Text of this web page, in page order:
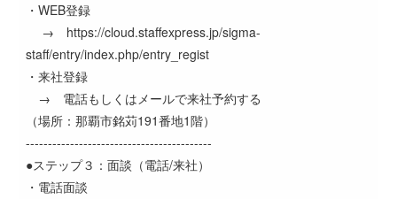
・WEB登録
→ https://cloud.staffexpress.jp/sigma-
staff/entry/index.php/entry_regist
・来社登録
→ 電話もしくはメールで来社予約する
（場所：那覇市銘苅191番地1階）
------------------------------------------
●ステップ３：面談（電話/来社）
・電話面談